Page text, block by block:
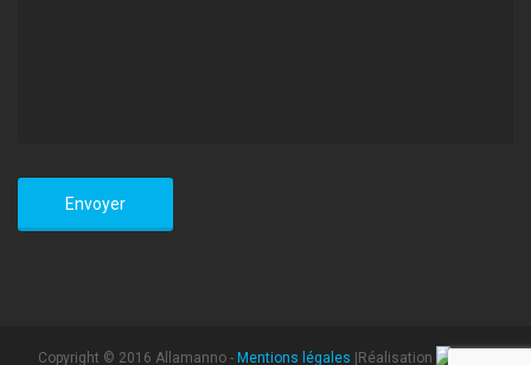
Copyright © 2016 Allamanno - Mentions légales |Réalisation